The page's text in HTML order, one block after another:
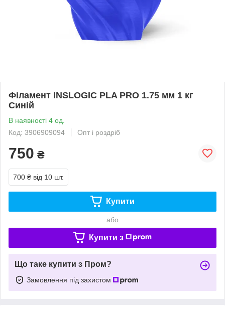
Філамент INSLOGIC PLA PRO 1.75 мм 1 кг
Синій
В наявності 4 од.
Код: 3906909094
Опт і роздріб
750 ₴
700 ₴ від 10 шт.
Купити
або
Купити з
Що таке купити з Пром?
Замовлення під захистом